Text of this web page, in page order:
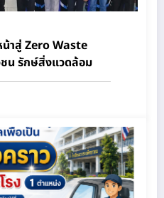
าสู่ Zero Waste
น รักษ์สิ่งแวดล้อม